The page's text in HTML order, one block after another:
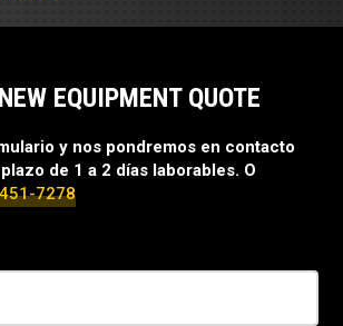
EQUIPMENT QUOTE
y nos pondremos en contacto
de 1 a 2 días laborables. O
7278